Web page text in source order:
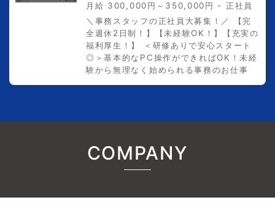
月給 300,000円～350,000円 - 正社員
＼事務スタッフの正社員大募集！／ 【完
全週休2日制！】【未経験OK！】【充実の
福利厚生！】 ＜研修ありで安心スタート
◎＞基本的なPC操作ができればOK！未経
験から無理なく始められる事務のお仕事
COMPANY